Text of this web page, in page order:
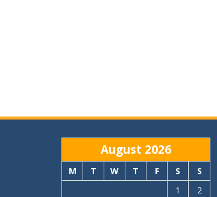
August 2026
M T W T F S
S
1
2